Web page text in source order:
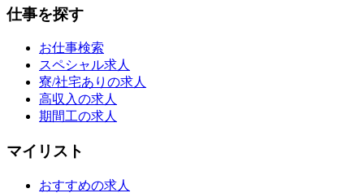
仕事を探す
お仕事検索
スペシャル求人
寮/社宅ありの求人
高収入の求人
期間工の求人
マイリスト
おすすめの求人